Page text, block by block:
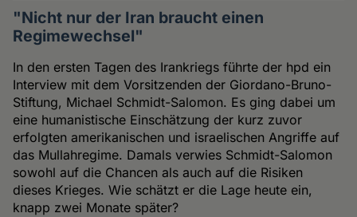
"Nicht nur der Iran braucht einen
Regimewechsel"
In den ersten Tagen des Irankriegs führte der hpd ein
Interview mit dem Vorsitzenden der Giordano-Bruno-
Stiftung, Michael Schmidt-Salomon. Es ging dabei um
eine humanistische Einschätzung der kurz zuvor
erfolgten amerikanischen und israelischen Angriffe auf
das Mullahregime. Damals verwies Schmidt-Salomon
sowohl auf die Chancen als auch auf die Risiken
dieses Krieges. Wie schätzt er die Lage heute ein,
knapp zwei Monate später?